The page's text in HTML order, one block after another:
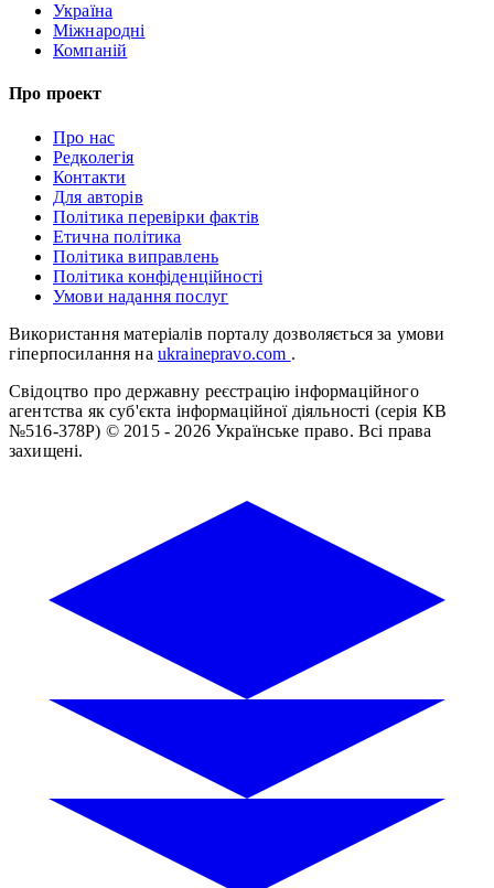
Україна
Міжнародні
Компаній
Про проект
Про нас
Редколегія
Контакти
Для авторів
Політика перевірки фактів
Етична політика
Політика виправлень
Політика конфіденційності
Умови надання послуг
Використання матеріалів порталу дозволяється за умови
гіперпосилання на ukrainepravo.com .
Свідоцтво про державну реєстрацію інформаційного
агентства як суб'єкта інформаційної діяльності (серія КВ
№516-378Р) © 2015 - 2026 Українське право. Всі права
захищені.